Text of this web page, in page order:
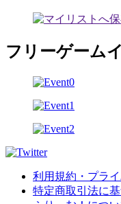
フリーゲーム
利用規約・プラ
特定商取引法に